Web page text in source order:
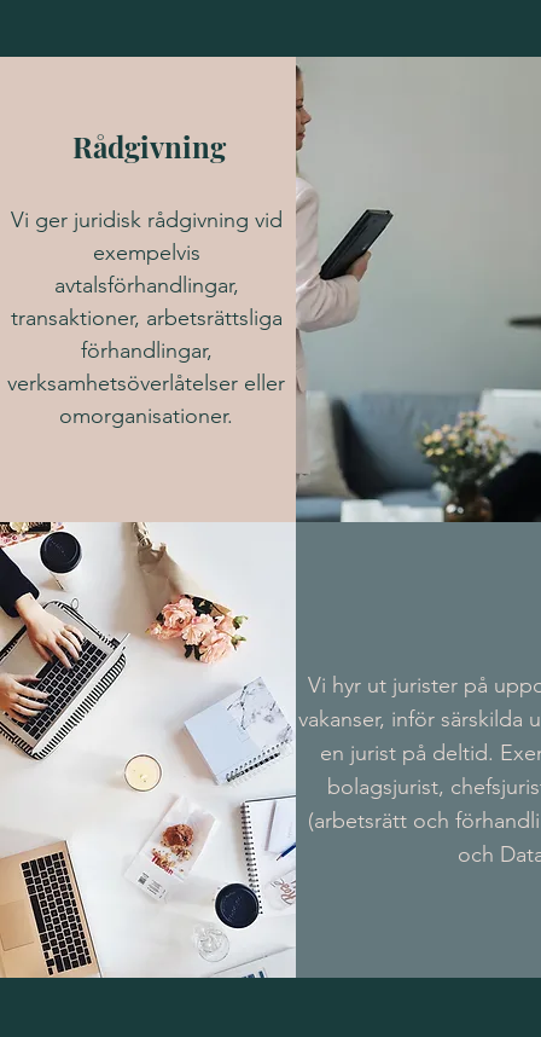
Rådgivning
Vi ger juridisk rådgivning vid
exempelvis
avtalsförhandlingar,
transaktioner, arbetsrättsliga
förhandlingar,
verksamhetsöverlåtelser eller
omorganisationer.
Vi hyr ut jurister på
vakanser, inför särskilda
en jurist på deltid.
bolagsjurist,
(arbetsrätt och
och